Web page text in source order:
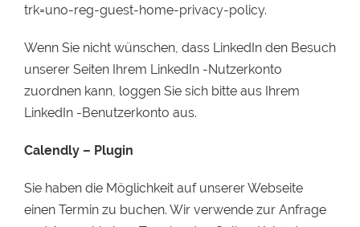
trk=uno-reg-guest-home-privacy-policy.
Wenn Sie nicht wünschen, dass LinkedIn den Besuch
unserer Seiten Ihrem LinkedIn -Nutzerkonto
zuordnen kann, loggen Sie sich bitte aus Ihrem
LinkedIn -Benutzerkonto aus.
Calendly – Plugin
Sie haben die Möglichkeit auf unserer Webseite
einen Termin zu buchen. Wir verwende zur Anfrage